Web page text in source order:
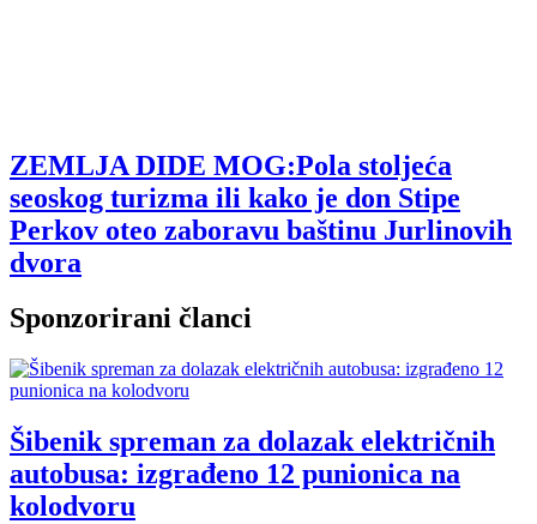
ZEMLJA DIDE MOG:Pola stoljeća
seoskog turizma ili kako je don Stipe
Perkov oteo zaboravu baštinu Jurlinovih
dvora
Sponzorirani članci
Šibenik spreman za dolazak električnih
autobusa: izgrađeno 12 punionica na
kolodvoru